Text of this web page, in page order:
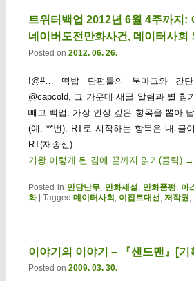
트위터백업 2012년 6월 4주까지:
네이버도전만화사건, 데이터사회
Posted on 2012. 06. 26.
!@#… 떡밥 단편들의 북마크와 간
@capcold, 그 가운데 새글 알림과 별 첨
빼고 백업. 가장 인상 깊은 항목을 뽑아
(예: **번). RT로 시작하는 항목은 내 글
RT(재송신).
기왕 이렇게 된 김에 끝까지 읽기(클릭) →
Posted in 만담난무, 만화세설, 만화품평, 아
화
Tagged 데이터사회 , 이집트대선, 저작권,
이야기의 이야기 – 『샌드맨』[기
Posted on 2009. 03. 30.